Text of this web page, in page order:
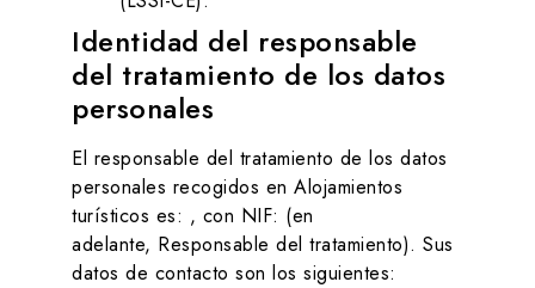
Identidad del responsable
del tratamiento de los datos
personales
El responsable del tratamiento de los datos
personales recogidos en Alojamientos
turísticos es: , con NIF: (en
adelante, Responsable del tratamiento). Sus
datos de contacto son los siguientes: